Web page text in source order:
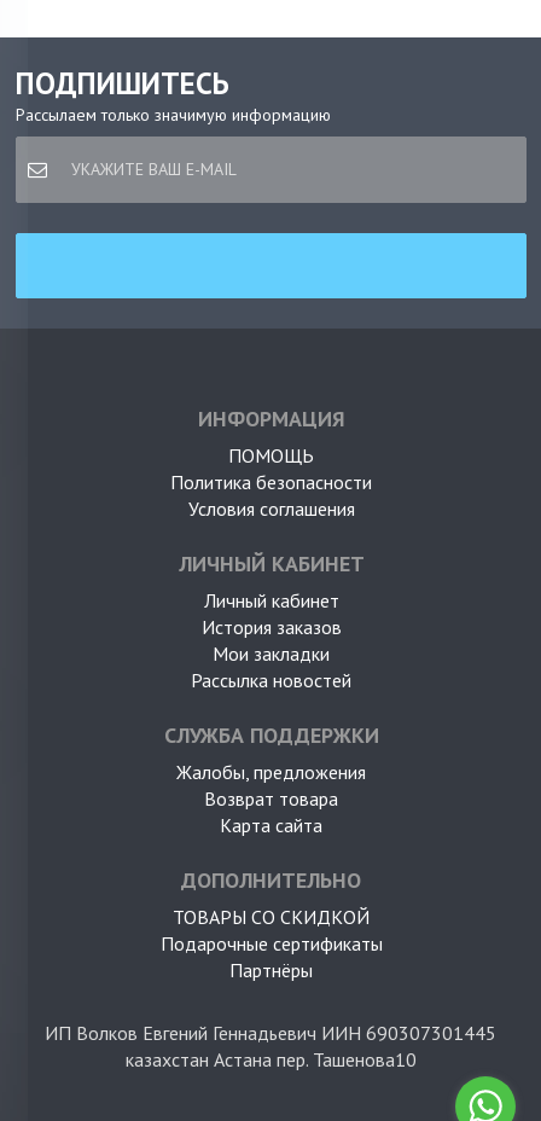
ПОДПИШИТЕСЬ
Рассылаем только значимую информацию
ИНФОРМАЦИЯ
ПОМОЩЬ
Политика безопасности
Условия соглашения
ЛИЧНЫЙ КАБИНЕТ
Личный кабинет
История заказов
Мои закладки
Рассылка новостей
СЛУЖБА ПОДДЕРЖКИ
Жалобы, предложения
Возврат товара
Карта сайта
ДОПОЛНИТЕЛЬНО
ТОВАРЫ СО СКИДКОЙ
Подарочные сертификаты
Партнёры
ИП Волков Евгений Геннадьевич ИИН 690307301445
казахстан Астана пер. Ташенова10